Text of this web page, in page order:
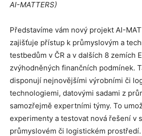
AI-MATTERS)
Představíme vám nový projekt AI-
zajišťuje přístup k průmyslovým a
testbedům v ČR a v dalších 8 zemích
zvýhodněných finančních podmínek.
disponují nejnovějšími výrobními či
technologiemi, datovými sadami z
samozřejmě expertními týmy. To
experimenty a testovat nová řešení v
průmyslovém či logistickém prostředí.